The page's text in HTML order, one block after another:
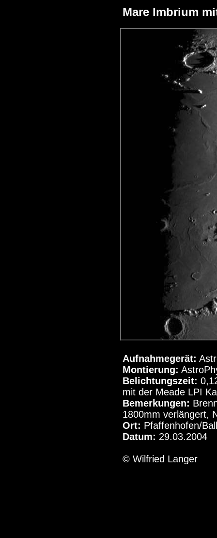
Mare Imbrium
Aufnahmegerät:
Montierung:
Belichtungszeit:
mit der Meade LPI
Bemerkungen:
1800mm verlängert,
Ort: Pfaffenhofen/
Datum: 29.03.2004
© Wilfried Langer